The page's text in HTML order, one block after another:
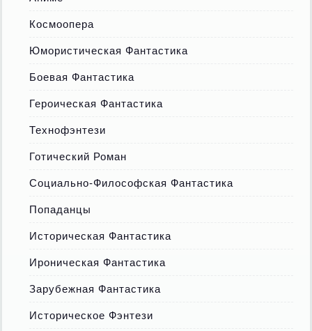
Космоопера
Юмористическая Фантастика
Боевая Фантастика
Героическая Фантастика
Технофэнтези
Готический Роман
Социально-Философская Фантастика
Попаданцы
Историческая Фантастика
Ироническая Фантастика
Зарубежная Фантастика
Историческое Фэнтези